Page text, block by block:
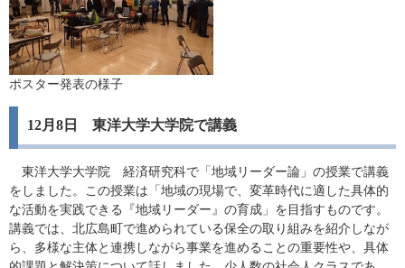
ポスター発表の様子
12月8日 東洋大学大学院で講義
東洋大学大学院 経済研究科で「地域リーダー論」の授業で講義
をしました。この授業は「地域の現場で、変革時代に適した具体的
な活動を実践できる『地域リーダー』の育成」を目指すものです。
講義では、北広島町で進められている保全の取り組みを紹介しなが
ら、多様な主体と連携しながら事業を進めることの重要性や、具体